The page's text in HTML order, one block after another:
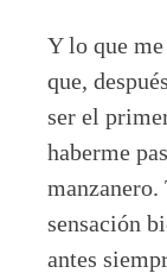
Y lo que
que,
ser el
haberme
manzanero.
sensación
antes